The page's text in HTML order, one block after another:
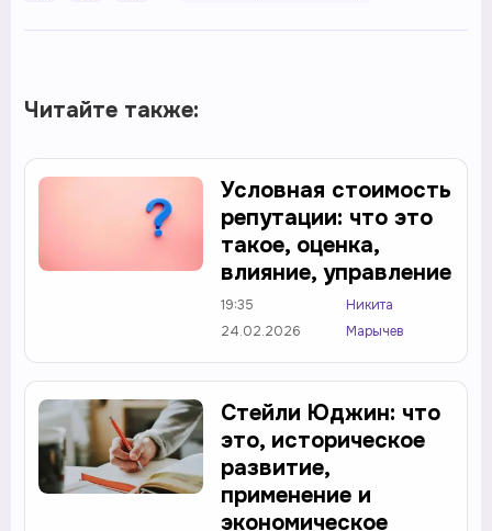
Читайте также:
Условная стоимость
репутации: что это
такое, оценка,
влияние, управление
19:35
24.02.2026
Никита
Марычев
Стейли Юджин: что
это, историческое
развитие,
применение и
экономическое